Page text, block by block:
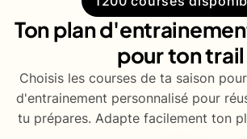
Ton plan
pour ton trail
Choisis les courses de ta saison
d'entrainement personnalisé pour
tu prépares. Adapte facilement ton